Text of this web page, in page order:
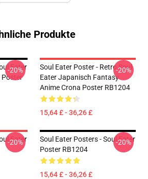
Produkte
Eater
Poster
-20%
Soul Eater Poster - Retro Soul
Eater Japanisch Fantasy
Anime Crona Poster RB1204
15,64 £ - 36,26 £
-20%
Eater
-20%
Soul Eater Posters - Soul Eater
Poster RB1204
15,64 £ - 36,26 £
-20%